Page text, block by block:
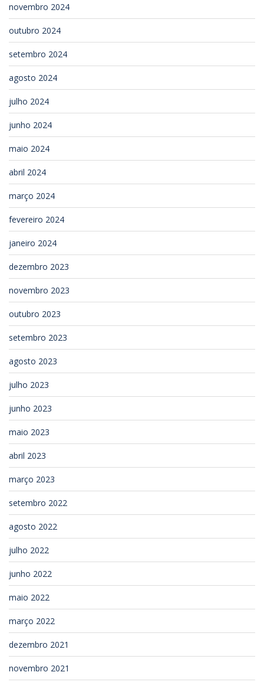
novembro 2024
outubro 2024
setembro 2024
agosto 2024
julho 2024
junho 2024
maio 2024
abril 2024
março 2024
fevereiro 2024
janeiro 2024
dezembro 2023
novembro 2023
outubro 2023
setembro 2023
agosto 2023
julho 2023
junho 2023
maio 2023
abril 2023
março 2023
setembro 2022
agosto 2022
julho 2022
junho 2022
maio 2022
março 2022
dezembro 2021
novembro 2021